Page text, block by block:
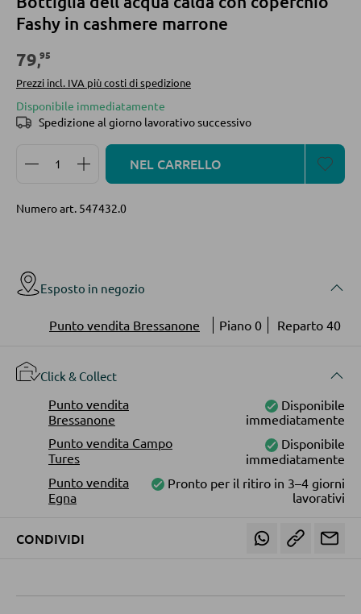
Vetrinette
PARETI ATTREZZATE
Soggiorni componibili
TAVOLI DA SOGGIORNO
Tavolini da caffé
POLTRONE
Poltrone imbottite
Poltrone relax
Lampade solari
LINEE ILLUMINOTECNICA
Fashy in cashmere marrone
79,95
Prezzi incl. IVA più costi di spedizione
Disponibile immediatamente
Spedizione al giorno lavorativo successivo
Quantità del prodotto: inserisci la quantità
NEL CARRELLO
Numero art. 547432.0
Esposto in negozio
Punto vendita Bressanone Piano 0 Reparto 40
Click & Collect
Punto vendita
Bressanone
Disponibile
immediatamente
Punto vendita Campo
Tures
Disponibile
immediatamente
Punto vendita
Egna
Pronto per il ritiro in 3–4 giorni
lavorativi
CONDIVIDI